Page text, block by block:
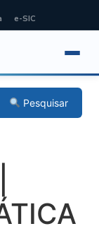
e-SIC
Pesquisar